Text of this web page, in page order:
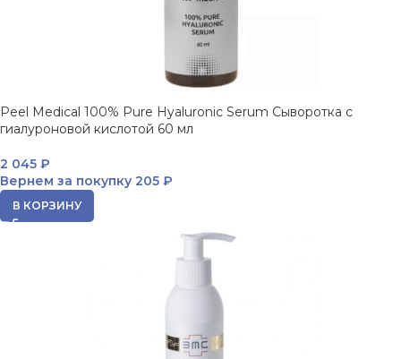
Peel Medical 100% Pure Hyaluronic Serum Cыворотка c
гиалуроновой кислотой 60 мл
2 045 ₽
Вернем за покупку 205 ₽
В КОРЗИНУ